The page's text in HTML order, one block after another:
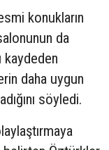
konukların
da
daha uygun
söyledi.